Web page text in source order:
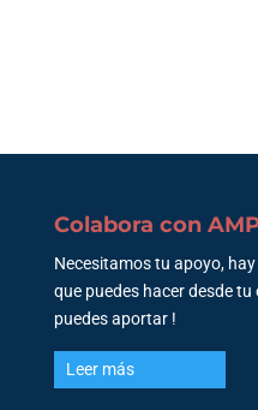
Colabora con
Necesitamos tu apoyo,
que puedes hacer desde
puedes aportar !
Leer más